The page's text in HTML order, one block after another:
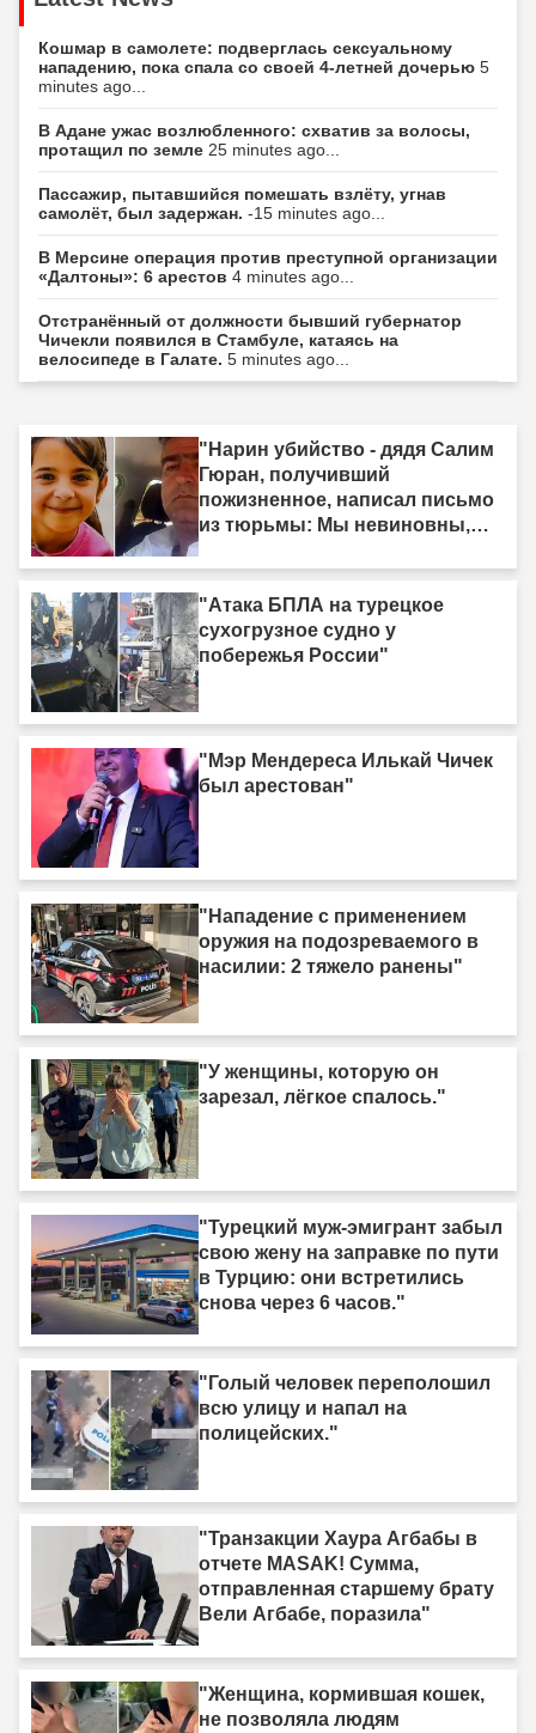
Кошмар в самолете: подверглась сексуальному
нападению, пока спала со своей 4-летней дочерью 5
minutes ago...
В Адане ужас возлюбленного: схватив за волосы,
протащил по земле 25 minutes ago...
Пассажир, пытавшийся помешать взлёту, угнав
самолёт, был задержан. -15 minutes ago...
В Мерсине операция против преступной организации
«Далтоны»: 6 арестов 4 minutes ago...
Отстранённый от должности бывший губернатор
Чичекли появился в Стамбуле, катаясь на
велосипеде в Галате. 5 minutes ago...
"Нарин убийство - дядя Салим
Гюран, получивший
пожизненное, написал письмо
из тюрьмы: Мы невиновны,
"Атака БПЛА на турецкое
сухогрузное судно у
побережья России"
"Мэр Мендереса Илькай Чичек
был арестован"
"Нападение с применением
оружия на подозреваемого в
насилии: 2 тяжело ранены"
"У женщины, которую он
зарезал, лёгкое спалось."
"Турецкий муж-эмигрант забыл
свою жену на заправке по пути
в Турцию: они встретились
снова через 6 часов."
"Голый человек переполошил
всю улицу и напал на
полицейских."
"Транзакции Хаура Агбабы в
отчете MASAK! Сумма,
отправленная старшему брату
Вели Агбабе, поразила"
"Женщина, кормившая кошек,
не позволяла людям